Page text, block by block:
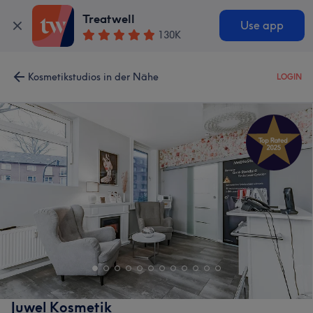
Treatwell
130K
Use app
Kosmetikstudios in der Nähe LOGIN
Juwel Kosmetik